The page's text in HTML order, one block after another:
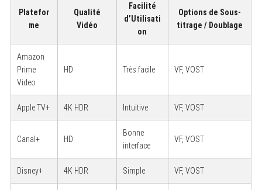
Platefor
me
Qualité
Vidéo
Facilité
d’Utilisati
on
Options de Sous-
titrage / Doublage
Amazon
Prime
Video
HD Très facile VF, VOST
Apple TV+ 4K HDR Intuitive VF, VOST
Canal+ HD
Bonne
interface
VF, VOST
Disney+ 4K HDR Simple VF, VOST